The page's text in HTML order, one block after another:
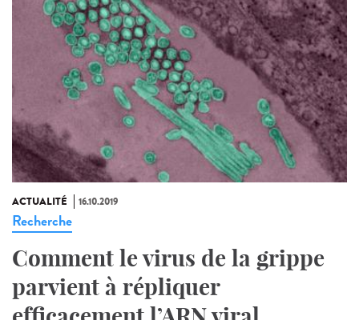
ACTUALITÉ 16.10.2019
Recherche
Comment le virus de la grippe
parvient à répliquer